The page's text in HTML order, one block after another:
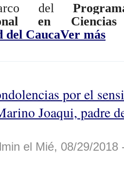
del
en
del CaucaVer más
por el
Joaqui, padre
el Mié, 08/29/2018